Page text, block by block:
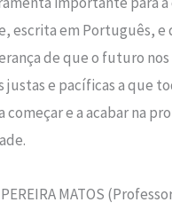
escrita em Português, e
de que o futuro
justas e pacíficas a que
começar e a acabar na
MATOS